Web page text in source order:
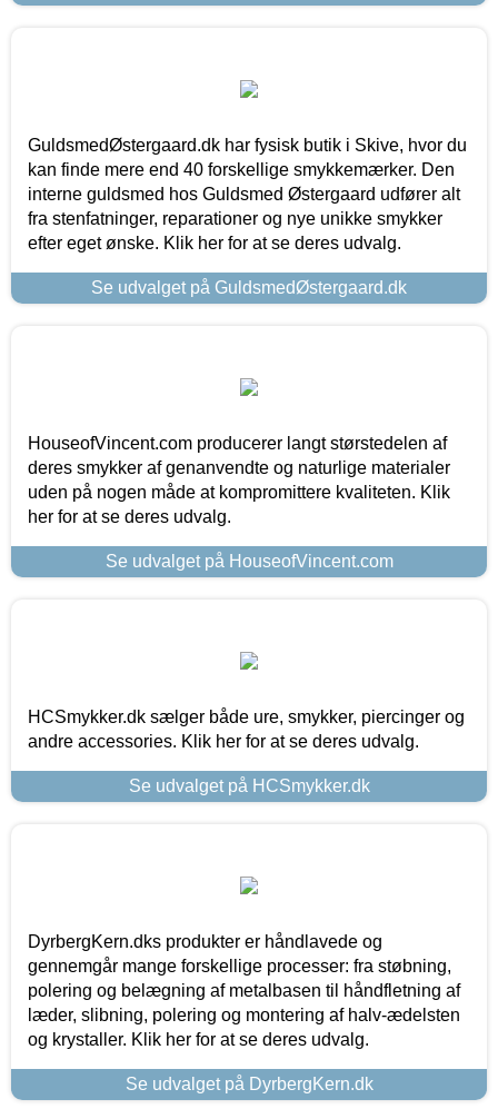
GuldsmedØstergaard.dk har fysisk butik i Skive, hvor du
kan finde mere end 40 forskellige smykkemærker. Den
interne guldsmed hos Guldsmed Østergaard udfører alt
fra stenfatninger, reparationer og nye unikke smykker
efter eget ønske. Klik her for at se deres udvalg.
Se udvalget på GuldsmedØstergaard.dk
HouseofVincent.com producerer langt størstedelen af
deres smykker af genanvendte og naturlige materialer
uden på nogen måde at kompromittere kvaliteten. Klik
her for at se deres udvalg.
Se udvalget på HouseofVincent.com
HCSmykker.dk sælger både ure, smykker, piercinger og
andre accessories. Klik her for at se deres udvalg.
Se udvalget på HCSmykker.dk
DyrbergKern.dks produkter er håndlavede og
gennemgår mange forskellige processer: fra støbning,
polering og belægning af metalbasen til håndfletning af
læder, slibning, polering og montering af halv-ædelsten
og krystaller. Klik her for at se deres udvalg.
Se udvalget på DyrbergKern.dk